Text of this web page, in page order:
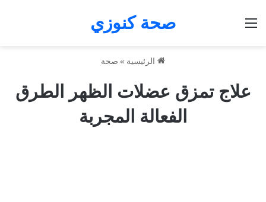
صحة كنوزي
الرئيسية » صحة
علاج تمزق عضلات الظهر الطرق
الفعالة المجربة